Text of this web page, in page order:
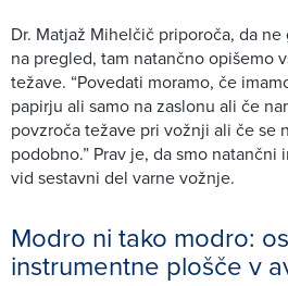
Dr. Matjaž Mihelčič priporoča, da
na pregled, tam natančno opišemo
težave. “Povedati moramo, če
papirju ali samo na zaslonu ali če
povzroča težave pri vožnji ali če se
podobno.” Prav je, da smo
vid sestavni del varne vožnje.
Modro ni tako modro:
instrumentne plošče v